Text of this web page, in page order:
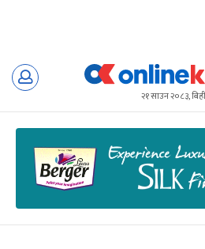
Skip
२१ साउन २०८३,